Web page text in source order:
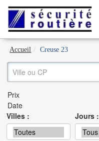
Accueil Creuse 23
Villes : Jours :